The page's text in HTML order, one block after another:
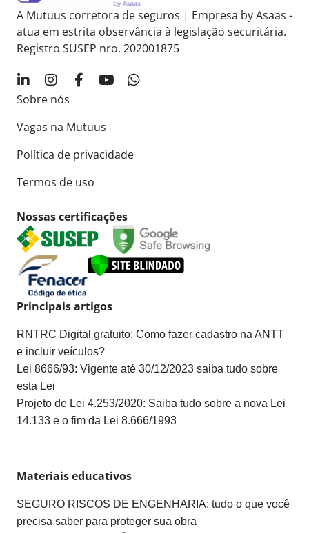
A Mutuus corretora de seguros | Empresa by Asaas -
atua em estrita observância à legislação securitária.
Registro SUSEP nro. 202001875
Sobre nós
Vagas na Mutuus
Política de privacidade
Termos de uso
Nossas certificações
Principais artigos
RNTRC Digital gratuito: Como fazer cadastro na ANTT
e incluir veículos?
Lei 8666/93: Vigente até 30/12/2023 saiba tudo sobre
esta Lei
Projeto de Lei 4.253/2020: Saiba tudo sobre a nova Lei
14.133 e o fim da Lei 8.666/1993
Materiais educativos
SEGURO RISCOS DE ENGENHARIA: tudo o que você
precisa saber para proteger sua obra